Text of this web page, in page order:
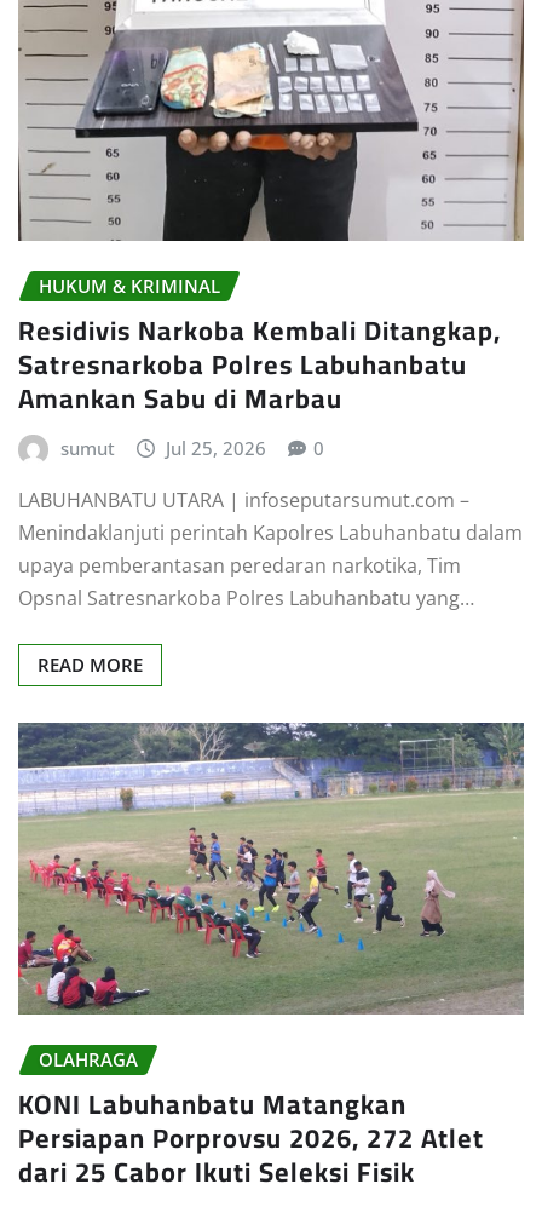
HUKUM & KRIMINAL
Residivis Narkoba Kembali Ditangkap,
Satresnarkoba Polres Labuhanbatu
Amankan Sabu di Marbau
sumut Jul 25, 2026 0
LABUHANBATU UTARA | infoseputarsumut.com –
Menindaklanjuti perintah Kapolres Labuhanbatu dalam
upaya pemberantasan peredaran narkotika, Tim
Opsnal Satresnarkoba Polres Labuhanbatu yang…
READ MORE
OLAHRAGA
KONI Labuhanbatu Matangkan
Persiapan Porprovsu 2026, 272 Atlet
dari 25 Cabor Ikuti Seleksi Fisik